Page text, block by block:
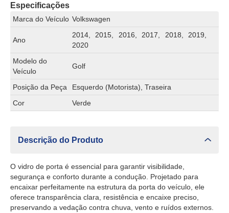
Especificações
Marca do Veículo Volkswagen
Ano
2014, 2015, 2016, 2017, 2018, 2019,
2020
Modelo do
Veículo
Golf
Posição da Peça
Esquerdo (Motorista), Traseira
Cor
Verde
Descrição do Produto
O vidro de porta é essencial para garantir visibilidade,
segurança e conforto durante a condução. Projetado para
encaixar perfeitamente na estrutura da porta do veículo, ele
oferece transparência clara, resistência e encaixe preciso,
preservando a vedação contra chuva, vento e ruídos externos.